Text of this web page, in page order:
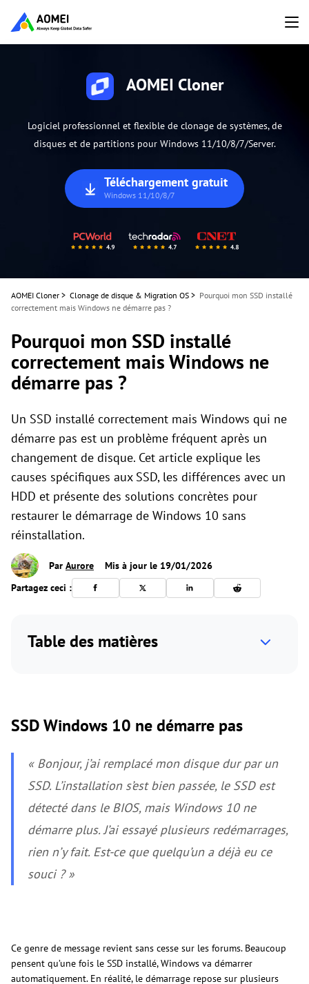
AOMEI Cloner
Logiciel professionnel et flexible de clonage de systèmes, de
disques et de partitions pour Windows 11/10/8/7/Server.
Téléchargement gratuit
Windows 11/10/8/7
AOMEI Cloner > Clonage de disque & Migration OS > Pourquoi mon SSD installé
correctement mais Windows ne démarre pas ?
Pourquoi mon SSD installé
correctement mais Windows ne
démarre pas ?
Un SSD installé correctement mais Windows qui ne
démarre pas est un problème fréquent après un
changement de disque. Cet article explique les
causes spécifiques aux SSD, les différences avec un
HDD et présente des solutions concrètes pour
restaurer le démarrage de Windows 10 sans
réinstallation.
Par Aurore
Mis à jour le 19/01/2026
Partagez ceci :
Table des matières
SSD Windows 10 ne démarre pas
« Bonjour, j’ai remplacé mon disque dur par un
SSD. L’installation s’est bien passée, le SSD est
détecté dans le BIOS, mais Windows 10 ne
démarre plus. J’ai essayé plusieurs redémarrages,
rien n’y fait. Est-ce que quelqu’un a déjà eu ce
souci ? »
Ce genre de message revient sans cesse sur les forums. Beaucoup
pensent qu’une fois le SSD installé, Windows va démarrer
automatiquement. En réalité, le démarrage repose sur plusieurs